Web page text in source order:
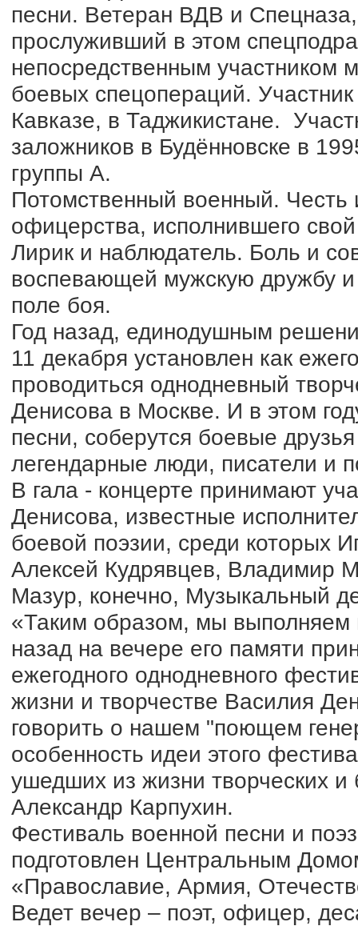
песни. Ветеран ВДВ и
прослуживший в этом
непосредственным участником
боевых спецопераций.
Кавказе, в Таджикистане.
заложников в Будённовске в
группы А.
Потомственный военный. Честь
офицерства, исполнившего
Лирик и наблюдатель. Боль и
воспевающей мужскую дружбу
поле боя.
Год назад, единодушным
11 декабря установлен как
проводиться однодневный
Денисова в Москве. И в этом
песни, соберутся боевые
легендарные люди, писатели и
В гала - концерте принимают
Денисова, известные
боевой поэзии, среди которых
Алексей Кудрявцев, Владимир
Мазур, конечно, Музыкальный
«Таким образом, мы выполняем
назад на вечере его памяти
ежегодного однодневного
жизни и творчестве Василия
говорить о нашем "поющем
особенность идеи этого
ушедших из жизни творческих и
Александр Карпухин.
Фестиваль военной песни и
подготовлен Центральным
«Православие, Армия,
Ведет вечер – поэт, офицер,